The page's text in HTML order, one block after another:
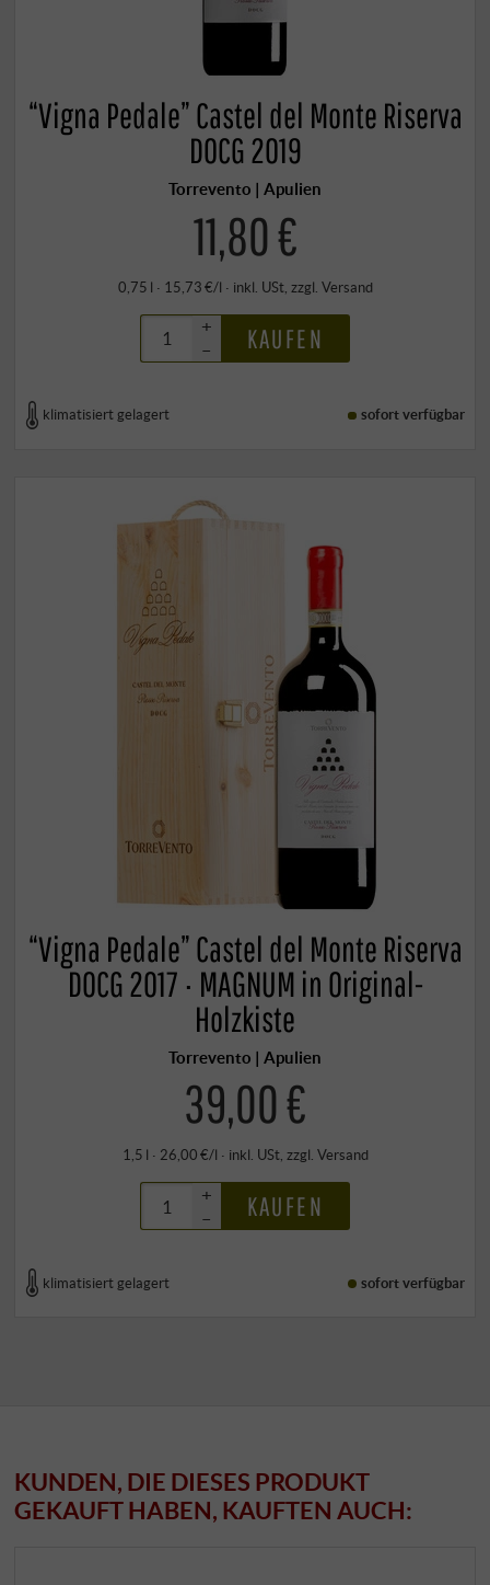
“Vigna Pedale” Castel del Monte Riserva
DOCG 2019
Torrevento | Apulien
11,80 €
0,75 l · 15,73 €/l · inkl. USt, zzgl. Versand
+
–
KAUFEN
klimatisiert gelagert sofort verfügbar
“Vigna Pedale” Castel del Monte Riserva
DOCG 2017 · MAGNUM in Original-
Holzkiste
Torrevento | Apulien
39,00 €
1,5 l · 26,00 €/l · inkl. USt, zzgl. Versand
+
–
KAUFEN
klimatisiert gelagert sofort verfügbar
KUNDEN, DIE DIESES PRODUKT
GEKAUFT HABEN, KAUFTEN AUCH: